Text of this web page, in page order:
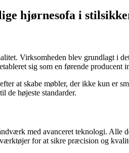
hjørnesofa i
Virksomheden blev grundlagt i
sig som en førende producent
at skabe møbler, der ikke kun er
de højeste standarder.
med avanceret teknologi.
for at sikre præcision og